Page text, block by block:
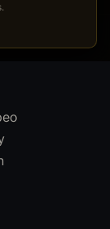
.